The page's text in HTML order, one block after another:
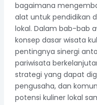
bagaimana
alat untuk pendidikan
lokal. Dalam bab-bab
konsep dasar wisata
pentingnya sinergi
pariwisata
strategi yang dapat
pengusaha, dan
potensi kuliner lokal